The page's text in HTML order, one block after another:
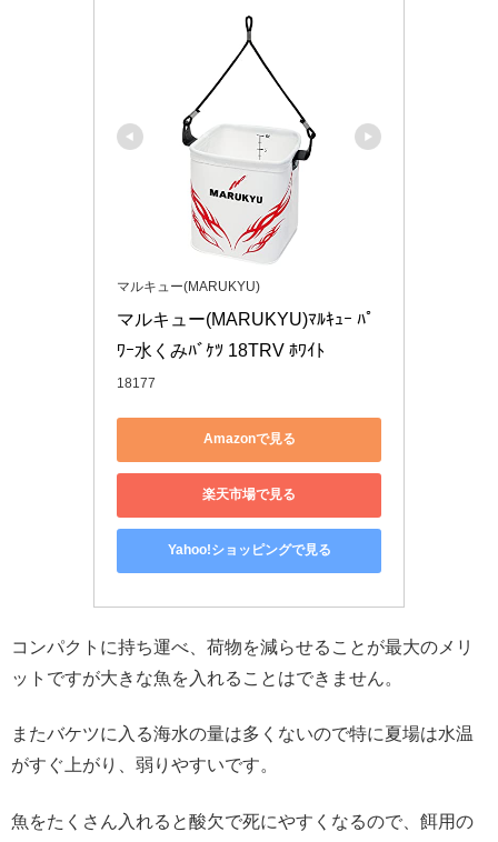
マルキュー(MARUKYU)
マルキュー(MARUKYU)ﾏﾙｷｭｰ ﾊﾟ
ﾜｰ水くみﾊﾞｹﾂ 18TRV ﾎﾜｲﾄ
18177
Amazonで見る
楽天市場で見る
Yahoo!ショッピングで見る
コンパクトに持ち運べ、荷物を減らせることが最大のメリ
ットですが大きな魚を入れることはできません。
またバケツに入る海水の量は多くないので特に夏場は水温
がすぐ上がり、弱りやすいです。
魚をたくさん入れると酸欠で死にやすくなるので、餌用の